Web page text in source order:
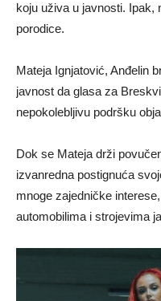
koju uživa u javnosti. Ipak,
porodice.
Mateja Ignjatović, Anđelin
javnost da glasa za
nepokolebljivu podršku
Dok se Mateja drži
izvanredna postignuća
mnoge zajedničke
automobilima i strojevima